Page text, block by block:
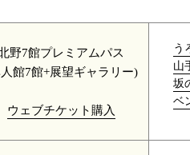
野7館プレミアムパス
館7館+展望ギャラリー)
ウェブチケット購入
う
山
坂
ベ